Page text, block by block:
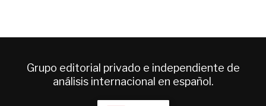
Grupo editorial privado e independiente de
análisis internacional en español.